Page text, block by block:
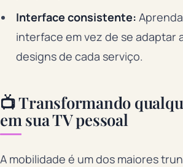
Interface consistente:
interface em vez de se adaptar
designs de cada serviço.
📺 Transformando
em sua TV pessoal
A mobilidade é um dos maiores